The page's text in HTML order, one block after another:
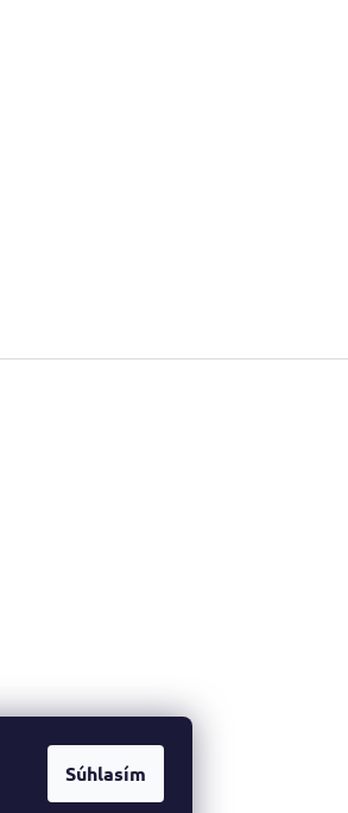
Súhlasím